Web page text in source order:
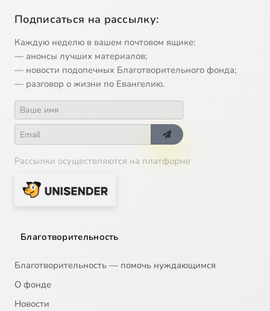
Подписаться на рассылку:
Каждую неделю в вашем почтовом ящике:
— анонсы лучших материалов;
— новости подопечных Благотворительного фонда;
— разговор о жизни по Евангелию.
Рассылки осуществляются на платформе
Благотворительность
Благотворительность — помочь нуждающимся
О фонде
Новости